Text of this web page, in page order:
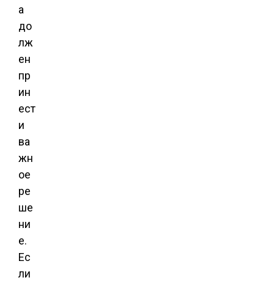
а
до
лж
ен
пр
ин
ест
и
ва
жн
ое
ре
ше
ни
е.
Ес
ли